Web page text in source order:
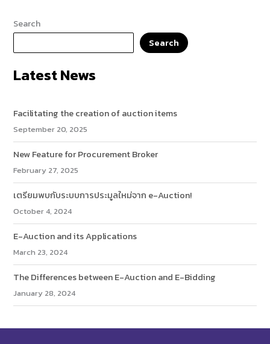
(ไม่
จำเป็น)
(ไม่จำเป็น)
Search
Search
Latest News
Facilitating the creation of auction items
September 20, 2025
New Feature for Procurement Broker
February 27, 2025
เตรียมพบกับระบบการประมูลใหม่จาก e-Auction!
October 4, 2024
E-Auction and its Applications
March 23, 2024
The Differences between E-Auction and E-Bidding
January 28, 2024